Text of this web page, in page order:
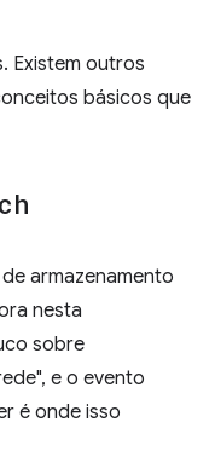
Existem outros
básicos que
armazenamento
nesta
sobre
e o evento
é onde isso